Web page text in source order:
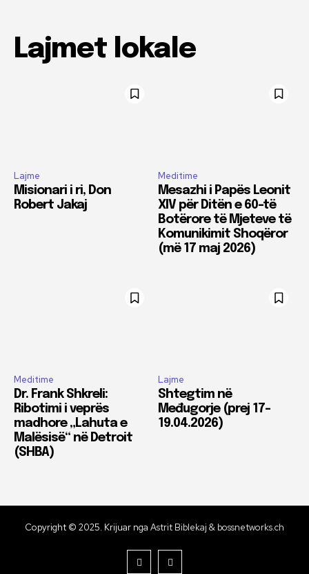
Lajmet lokale
Lajme
Misionari i ri, Don
Robert Jakaj
Meditime
Mesazhi i Papës Leonit
XIV për Ditën e 60-të
Botërore të Mjeteve të
Komunikimit Shoqëror
(më 17 maj 2026)
Meditime
Dr. Frank Shkreli:
Ribotimi i veprës
madhore „Lahuta e
Malësisë“ në Detroit
(SHBA)
Lajme
Shtegtim në
Međugorje (prej 17-
19.04.2026)
Copyright © 2025. Krijuar nga Astrit Biblekaj & bossnetworks.ch